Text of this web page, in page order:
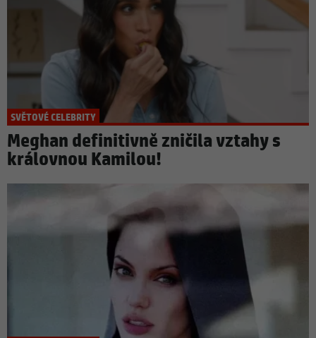
SVĚTOVÉ CELEBRITY
Meghan definitivně zničila vztahy s
královnou Kamilou!